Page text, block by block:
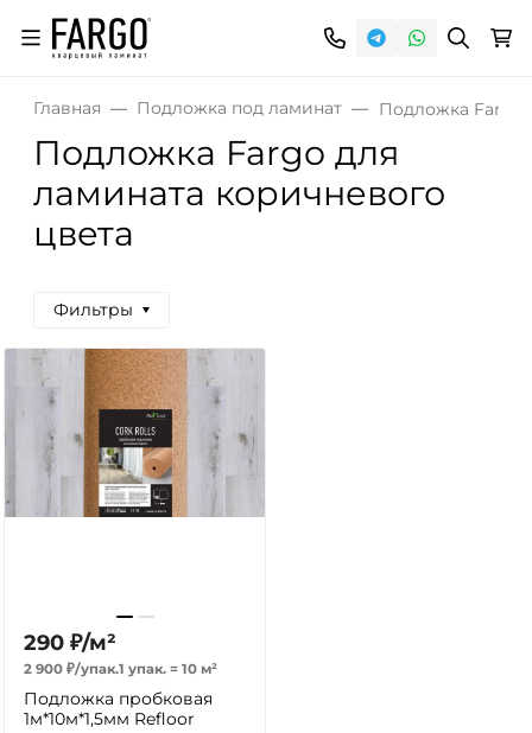
Главная Подложка под ламинат Подложка Fargo
Подложка Fargo для
ламината коричневого
цвета
Фильтры
290 ₽/м²
2 900 ₽/упак.1 упак. = 10 м²
Подложка пробковая
1м*10м*1,5мм Refloor